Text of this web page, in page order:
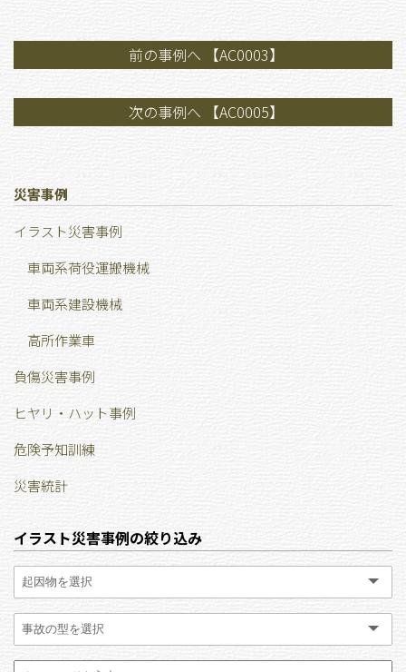
前の事例へ 【AC0003】
次の事例へ 【AC0005】
災害事例
イラスト災害事例
車両系荷役運搬機械
車両系建設機械
高所作業車
負傷災害事例
ヒヤリ・ハット事例
危険予知訓練
災害統計
イラスト災害事例の絞り込み